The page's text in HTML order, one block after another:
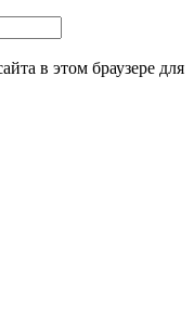
в этом браузере для